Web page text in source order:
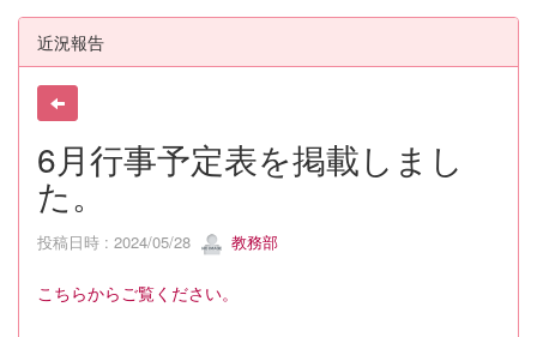
近況報告
6月行事予定表を掲載しまし
た。
投稿日時 : 2024/05/28 教務部
こちらからご覧ください。